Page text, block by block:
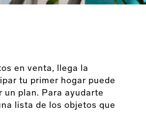
en venta, llega la
tu primer hogar puede
un plan. Para ayudarte
lista de los objetos que